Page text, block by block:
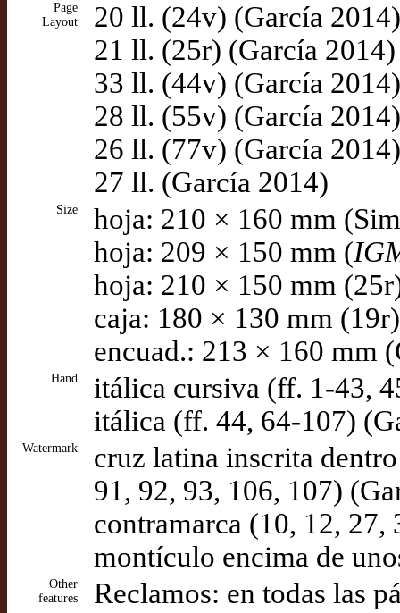
Page
Layout
20 ll. (24v) (García 2014)
21 ll. (25r) (García 2014)
33 ll. (44v) (García 2014)
28 ll. (55v) (García 2014)
26 ll. (77v) (García 2014)
27 ll. (García 2014)
Size
hoja: 210 × 160 mm
hoja: 209 × 150 mm (
hoja: 210 × 150 mm
caja: 180 × 130 mm
encuad.: 213 × 160 mm
Hand
itálica cursiva (ff. 1-43,
itálica (ff. 44, 64-107)
Watermark
cruz latina inscrita
91, 92, 93, 106, 107)
contramarca (10, 12,
montículo encima de
Other
features
Reclamos: en todas las